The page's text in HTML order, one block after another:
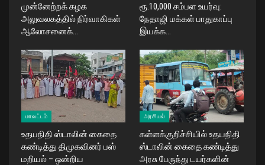
முன்னேற்றக் கழக
அலுவலகத்தில் நிர்வாகிகள்
ஆலோசனைக்…
ரூ.10,000 சம்பள உயர்வு:
நேதாஜி மக்கள் பாதுகாப்பு
இயக்க…
மாவட்டம்
உதயநிதி ஸ்டாலின் கைதை
கண்டித்து திமுகவினர் பஸ்
மறியல் – ஒன்றிய
அரசியல்
கள்ளக்குறிச்சியில் உதயநிதி
ஸ்டாலின் கைதை கண்டித்து
அரசு பேருந்து டயர்களின்